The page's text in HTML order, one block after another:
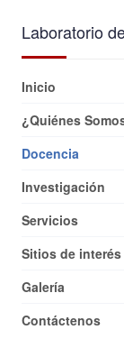
Laboratorio
Inicio
¿Quiénes
Docencia
Investigación
Servicios
Sitios de interés
Galería
Contáctenos